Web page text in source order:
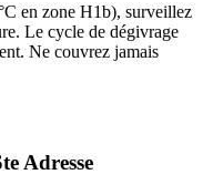
en zone H1b), surveillez
Le cycle de dégivrage
Ne couvrez jamais
Adresse